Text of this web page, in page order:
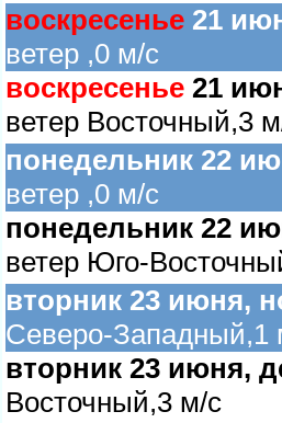
оскресенье 21
етер ,0 м/с
оскресенье 21
етер Восточный,3
понедельник 22
етер ,0 м/с
понедельник 22
етер Юго-
торник 23 июня,
Северо-Западный,1
торник 23 июня,
осточный,3 м/с